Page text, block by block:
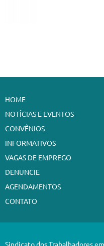
HOME
NOTÍCIAS E EVENTOS
CONVÊNIOS
INFORMATIVOS
VAGAS DE EMPREGO
DENUNCIE
AGENDAMENTOS
CONTATO
Sindicato dos Trabalhadores